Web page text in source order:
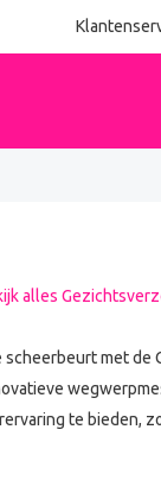
alles
met de
te bieden,